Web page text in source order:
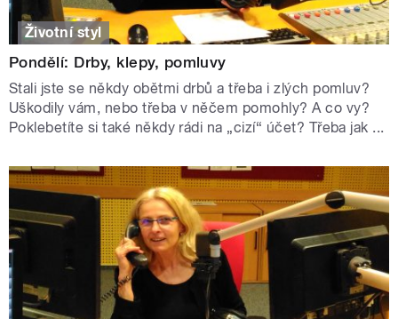
Životní styl
Pondělí: Drby, klepy, pomluvy
Stali jste se někdy obětmi drbů a třeba i zlých pomluv?
Uškodily vám, nebo třeba v něčem pomohly? A co vy?
Poklebetíte si také někdy rádi na „cizí“ účet? Třeba jak ...